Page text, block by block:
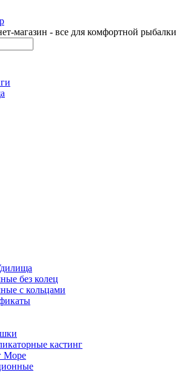
магазин - все для комфортной рыбалки
без колец
с кольцами
кастинг
Море